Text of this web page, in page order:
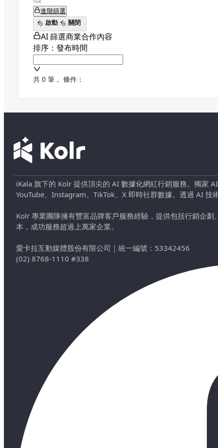
進階篩選
啟動
關閉
AI 篩選商業合作內容
排序：發布時間
共 0 筆 ， 條件：
iKala 旗下的 Kolr 提供頂尖的 AI 數據化網紅行銷服務。獨家
YouTube、Instagram、TikTok、X 即時社群數據。透過 AI
Kolr 專業團隊擁有豐富品牌客戶服務經驗，提供包括行銷企
本，成功服務超過上萬家企業。
愛卡拉互動媒體股份有限公司 ｜ 統一編號：53342456
(02) 8768-1110 #338